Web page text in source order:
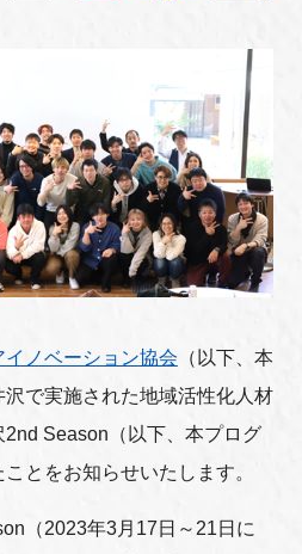
イノベーション協会 （以下、本
で実施された地域活性化人材
Season（以下、本プログ
とをお知らせいたします。
（2023年3月17日～21日に